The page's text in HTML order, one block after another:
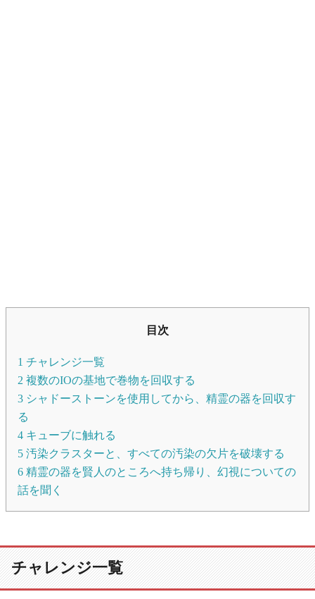
目次
1 チャレンジ一覧
2 複数のIOの基地で巻物を回収する
3 シャドーストーンを使用してから、精霊の器を回収す
る
4 キューブに触れる
5 汚染クラスターと、すべての汚染の欠片を破壊する
6 精霊の器を賢人のところへ持ち帰り、幻視についての
話を聞く
チャレンジ一覧